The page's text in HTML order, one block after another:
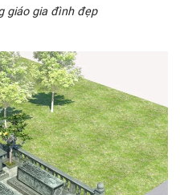
giáo gia đình đẹp